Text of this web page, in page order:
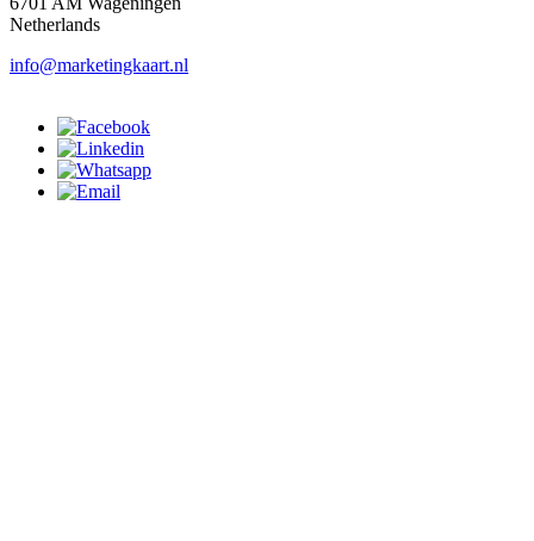
Netherlands
info@marketingkaart.nl